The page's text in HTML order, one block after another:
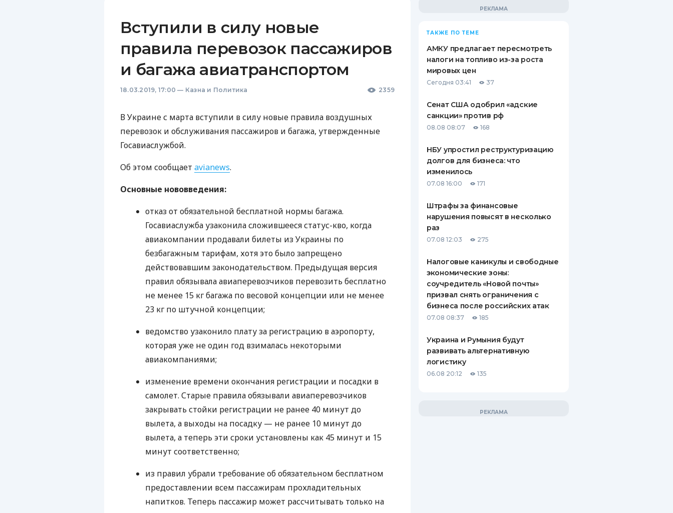
Вступили в силу новые
правила перевозок пассажиров
и багажа авиатранспортом
18.03.2019, 17:00 — Казна и Политика 2359
В Украине с марта вступили в силу новые правила воздушных
перевозок и обслуживания пассажиров и багажа, утвержденные
Госавиаслужбой.
Об этом сообщает avianews.
Основные нововведения:
отказ от обязательной бесплатной нормы багажа.
Госавиаслужба узаконила сложившееся статус-кво, когда
авиакомпании продавали билеты из Украины по
безбагажным тарифам, хотя это было запрещено
действовавшим законодательством. Предыдущая версия
правил обязывала авиаперевозчиков перевозить бесплатно
не менее 15 кг багажа по весовой концепции или не менее
23 кг по штучной концепции;
ведомство узаконило плату за регистрацию в аэропорту,
которая уже не один год взималась некоторыми
авиакомпаниями;
изменение времени окончания регистрации и посадки в
самолет. Старые правила обязывали авиаперевозчиков
закрывать стойки регистрации не ранее 40 минут до
вылета, а выходы на посадку — не ранее 10 минут до
вылета, а теперь эти сроки установлены как 45 минут и 15
минут соответственно;
из правил убрали требование об обязательном бесплатном
предоставлении всем пассажирам прохладительных
напитков. Теперь пассажир может рассчитывать только на
ТАКЖЕ ПО ТЕМЕ
АМКУ предлагает пересмотреть
налоги на топливо из-за роста
мировых цен
Сегодня 03:41 37
Сенат США одобрил «адские
санкции» против рф
08.08 08:07 168
НБУ упростил реструктуризацию
долгов для бизнеса: что
изменилось
07.08 16:00 171
Штрафы за финансовые
нарушения повысят в несколько
раз
07.08 12:03 275
Налоговые каникулы и свободные
экономические зоны:
соучредитель «Новой почты»
призвал снять ограничения с
бизнеса после российских атак
07.08 08:37 185
Украина и Румыния будут
развивать альтернативную
логистику
06.08 20:12 135